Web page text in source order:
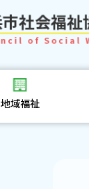
地域福祉